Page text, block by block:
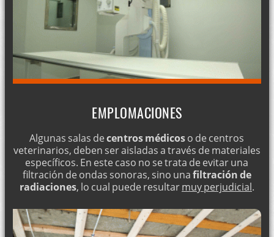
EMPLOMACIONES
Algunas salas decentros médicoso de centros
veterinarios, deben ser aisladas a través de materiales
específicos. En este caso no se trata de evitar una
filtración de ondas sonoras, sino unafiltración de
radiaciones, lo cual puede resultarmuy perjudicial.